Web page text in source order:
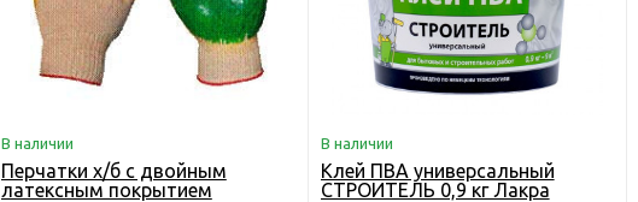
В наличии
Перчатки х/б с двойным
латексным покрытием
В наличии
Клей ПВА универсальный
СТРОИТЕЛЬ 0,9 кг Лакра